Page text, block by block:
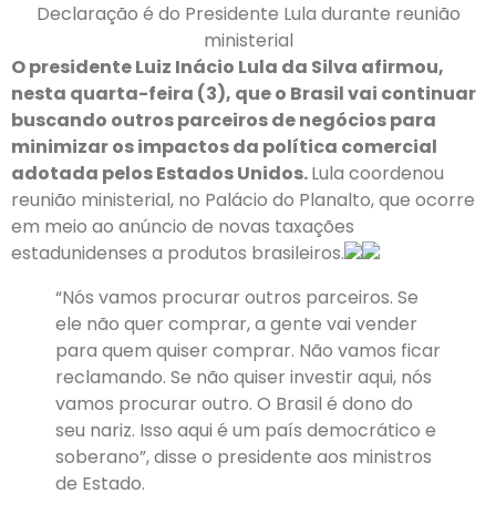
Declaração é do Presidente Lula durante reunião
ministerial
O presidente Luiz Inácio Lula da Silva afirmou,
nesta quarta-feira (3), que o Brasil vai continuar
buscando outros parceiros de negócios para
minimizar os impactos da política comercial
adotada pelos Estados Unidos.Lula coordenou
reunião ministerial, no Palácio do Planalto, que ocorre
em meio ao anúncio de novas taxações
estadunidenses a produtos brasileiros.
“Nós vamos procurar outros parceiros. Se
ele não quer comprar, a gente vai vender
para quem quiser comprar. Não vamos ficar
reclamando. Se não quiser investir aqui, nós
vamos procurar outro. O Brasil é dono do
seu nariz. Isso aqui é um país democrático e
soberano”, disse o presidente aos ministros
de Estado.